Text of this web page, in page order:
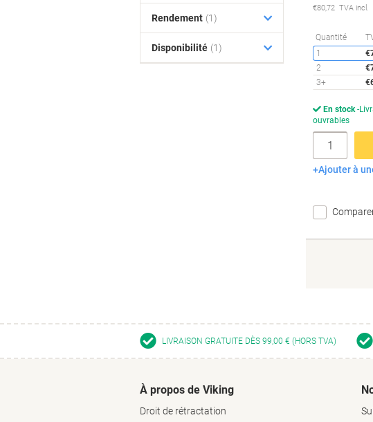
€80,72 TVA incl.
Quantité
1
2
3+
En stock
ouvrables
Quantité
Ajouter à
Rendement (1)
Disponibilité (1)
LIVRAISON GRATUITE DÈS 99,00 € (HORS TVA)
À propos de Viking
Droit de rétractation